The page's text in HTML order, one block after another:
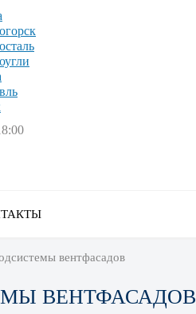
вентфасадов
ВЕНТФАСАДОВ